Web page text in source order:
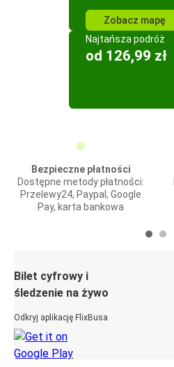
Zobacz mapę
Najtańsza podróż
od 126,99 zł
Bezpieczne płatności
Dostępne metody płatności:
Przelewy24, Paypal, Google
Pay, karta bankowa
Bilet cyfrowy i
śledzenie na żywo
Odkryj aplikację FlixBusa